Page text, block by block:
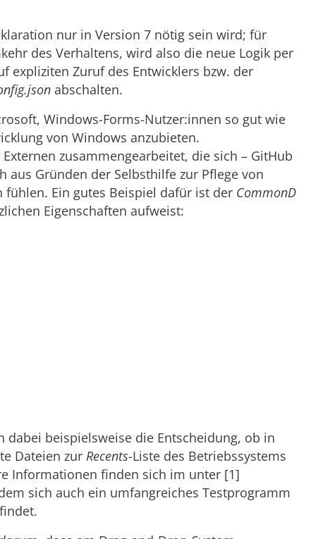
nur in Version 7 nötig sein wird; für
des Verhaltens, wird also die neue Logik per
expliziten Zuruf des Entwicklers bzw. der
abschalten.
Windows-Forms-Nutzer:innen so gut wie
von Windows anzubieten.
zusammengearbeitet, die sich – GitHub
aus Gründen der Selbsthilfe zur Pflege von
fühlen. Ein gutes Beispiel dafür ist der CommonD
Eigenschaften aufweist:
dabei beispielsweise die Entscheidung, ob in
Dateien zur Recents-Liste des Betriebssystems
Informationen finden sich im unter [1]
sich auch ein umfangreiches Testprogramm